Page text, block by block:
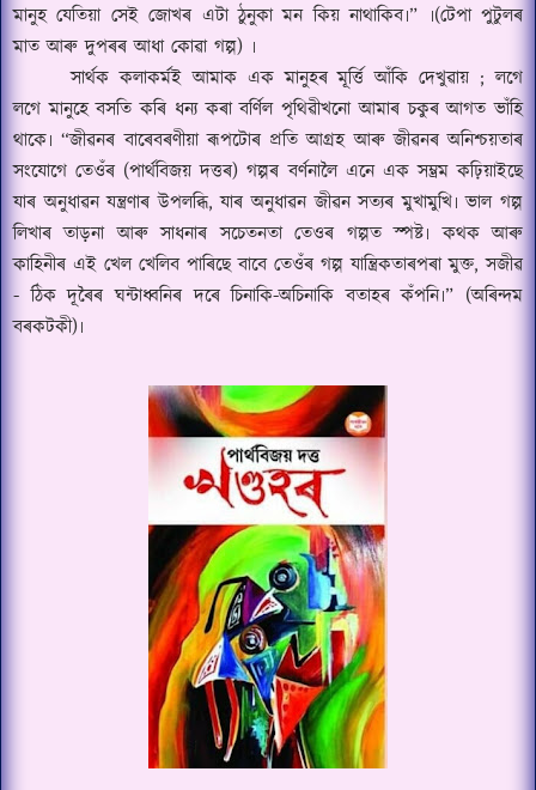
মানুহ যেতিয়া সেই জোখৰ এটা ঠুনুকা মন কিয় নাথাকিব৷” ৷(টেপা পুটুলৰ
মাত আৰু দুপৰৰ আধা কোৱা গল্প) ৷
সাৰ্থক কলাকৰ্মই আমাক এক মানুহৰ মূৰ্ত্তি আঁকি দেখুৱায় ;লগে
লগে মানুহে বসতি কৰি ধন্য কৰা বৰ্ণিল পৃথিৱীখনো আমাৰ চকুৰ আগত ভাঁহি
থাকে৷“জীৱনৰ বাৰেবৰণীয়া ৰূপটোৰ প্ৰতি আগ্ৰহ আৰু জীৱনৰ অনিশ্চয়তাৰ
সংযোগে তেওঁৰ (পাৰ্থবিজয় দত্তৰ) গল্পৰ বৰ্ণনালৈ এনে এক সম্ভ্ৰম কঢ়িয়াইছে
যাৰ অনুধাৱন যন্ত্ৰণাৰ উপলব্ধি,যাৰ অনুধাৱন জীৱন সত্যৰ মুখামুখি৷ ভাল গল্প
লিখাৰ তাড়না আৰু সাধনাৰ সচেতনতা তেওৰ গল্পত স্পষ্ট৷ কথক আৰু
কাহিনীৰ এই খেল খেলিব পাৰিছে বাবে তেওঁৰ গল্প যান্ত্ৰিকতাৰপৰা মুক্ত,সজীৱ
-ঠিক দূৰৈৰ ঘন্টাধ্বনিৰ দৰে চিনাকি-অচিনাকি বতাহৰ কঁপনি৷” (অৰিন্দম
বৰকটকী)৷